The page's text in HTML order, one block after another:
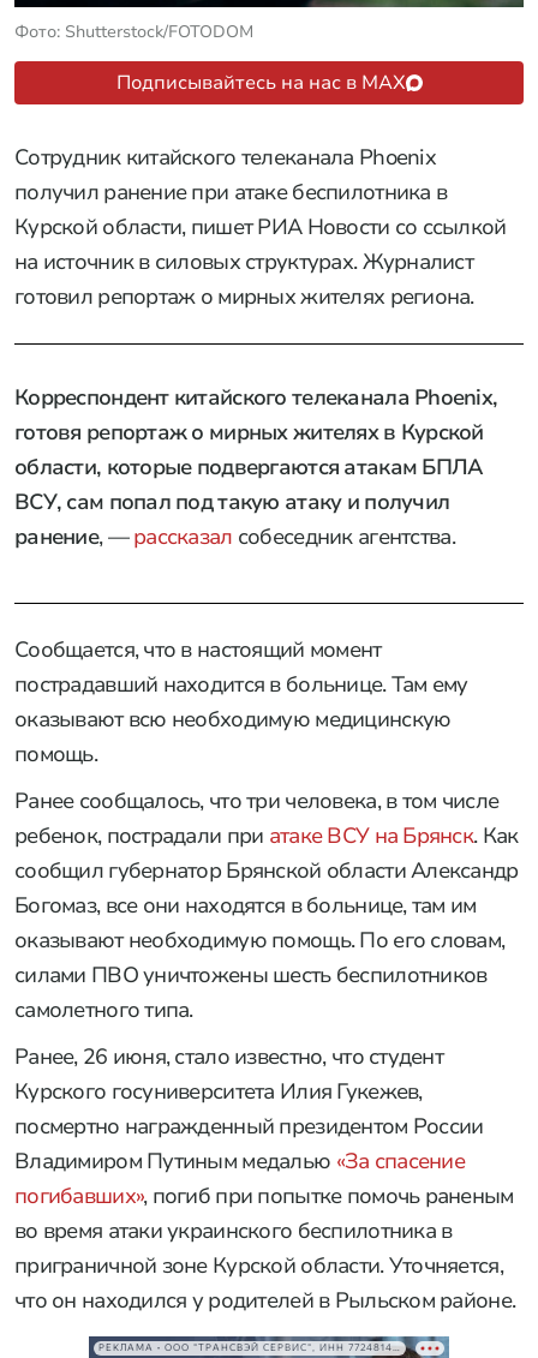
Фото: Shutterstock/FOTODOM
Подписывайтесь на нас в MAX
Сотрудник китайского телеканала Phoenix
получил ранение при атаке беспилотника в
Курской области, пишет РИА Новости со ссылкой
на источник в силовых структурах. Журналист
готовил репортаж о мирных жителях региона.
Корреспондент китайского телеканала Phoenix,
готовя репортаж о мирных жителях в Курской
области, которые подвергаются атакам БПЛА
ВСУ, сам попал под такую атаку и получил
ранение, —рассказал собеседник агентства.
Сообщается, что в настоящий момент
пострадавший находится в больнице. Там ему
оказывают всю необходимую медицинскую
помощь.
Ранее сообщалось, что три человека, в том числе
ребенок, пострадали при атаке ВСУ на Брянск. Как
сообщил губернатор Брянской области Александр
Богомаз, все они находятся в больнице, там им
оказывают необходимую помощь. По его словам,
силами ПВО уничтожены шесть беспилотников
самолетного типа.
Ранее, 26 июня, стало известно, что студент
Курского госуниверситета Илия Гукежев,
посмертно награжденный президентом России
Владимиром Путиным медалью «За спасение
погибавших», погиб при попытке помочь раненым
во время атаки украинского беспилотника в
приграничной зоне Курской области. Уточняется,
что он находился у родителей в Рыльском районе.
РЕКЛАМА • ООО "ТРАНСВЭЙ СЕРВИС", ИНН 7724814198